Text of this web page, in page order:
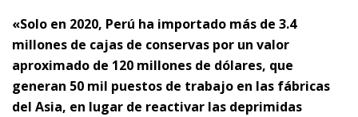
«Solo en 2020, Perú ha importado más de 3.4
millones de cajas de conservas por un valor
aproximado de 120 millones de dólares, que
generan 50 mil puestos de trabajo en las fábricas
del Asia, en lugar de reactivar las deprimidas